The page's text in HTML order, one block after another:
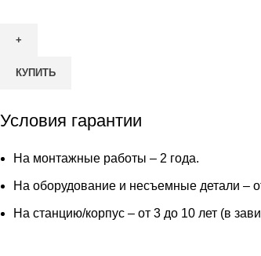
Септик
КУПИТЬ
Условия гарантии
На монтажные работы – 2 года.
На оборудование и несъемные детали –
На станцию/корпус – от 3 до 10 лет (в